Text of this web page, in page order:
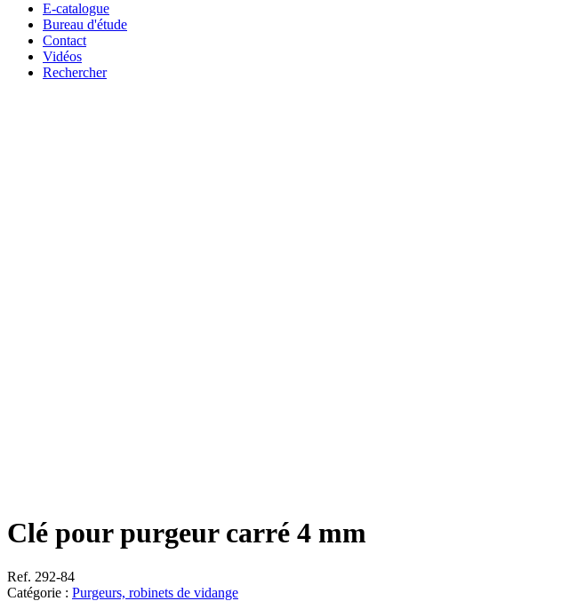
E-catalogue
Bureau d'étude
Contact
Vidéos
Rechercher
Clé pour purgeur carré 4 mm
Ref. 292-84
Catégorie : Purgeurs, robinets de vidange